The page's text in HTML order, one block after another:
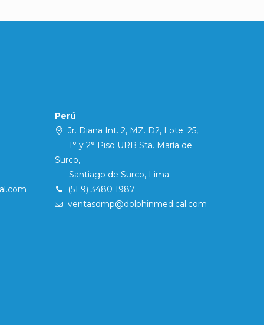
Perú
Jr. Diana Int. 2, MZ. D2, Lote. 25,
1° y 2° Piso URB Sta. María de
Surco,
Santiago de Surco, Lima
(51 9) 3480 1987
ventasdmp@dolphinmedical.com